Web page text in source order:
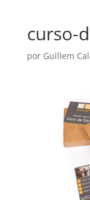
curso-
por Guillem